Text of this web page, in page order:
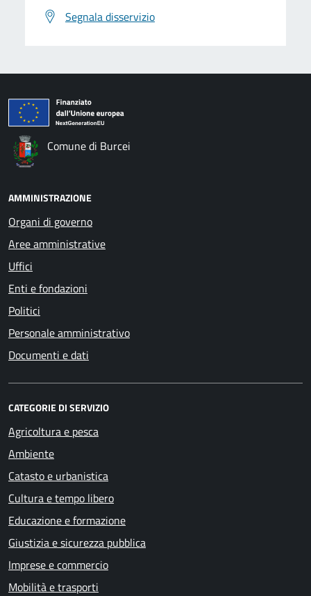
Segnala disservizio
Comune di Burcei
AMMINISTRAZIONE
Organi di governo
Aree amministrative
Uffici
Enti e fondazioni
Politici
Personale amministrativo
Documenti e dati
CATEGORIE DI SERVIZIO
Agricoltura e pesca
Ambiente
Catasto e urbanistica
Cultura e tempo libero
Educazione e formazione
Giustizia e sicurezza pubblica
Imprese e commercio
Mobilità e trasporti